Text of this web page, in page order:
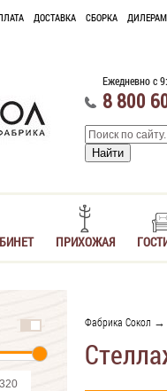
ДОСТАВКА СБОРКА ДИЛЕРАМ
Ежедневно с
8 800
ПРИХОЖАЯ
Фабрика Сокол →